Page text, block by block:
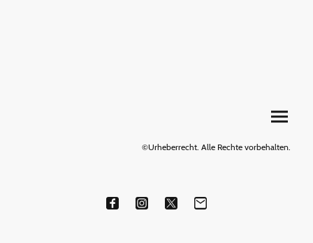
©Urheberrecht. Alle Rechte vorbehalten.